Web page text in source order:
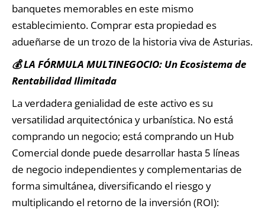
banquetes memorables en este mismo
establecimiento. Comprar esta propiedad es
adueñarse de un trozo de la historia viva de Asturias.
💰 LA FÓRMULA MULTINEGOCIO: Un Ecosistema de
Rentabilidad Ilimitada
La verdadera genialidad de este activo es su
versatilidad arquitectónica y urbanística. No está
comprando un negocio; está comprando un Hub
Comercial donde puede desarrollar hasta 5 líneas
de negocio independientes y complementarias de
forma simultánea, diversificando el riesgo y
multiplicando el retorno de la inversión (ROI):